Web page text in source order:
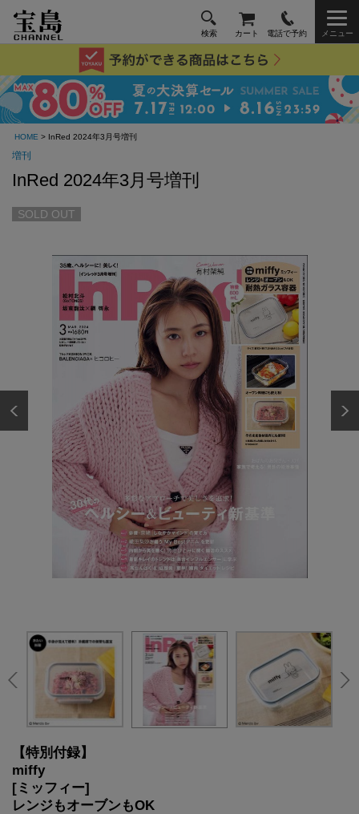
検索 カート 電話で予約 メニュー
HOME > InRed 2024年3月号増刊
増刊
InRed 2024年3月号増刊
SOLD OUT
【特別付録】
miffy
[ミッフィー]
レンジもオーブンもOK